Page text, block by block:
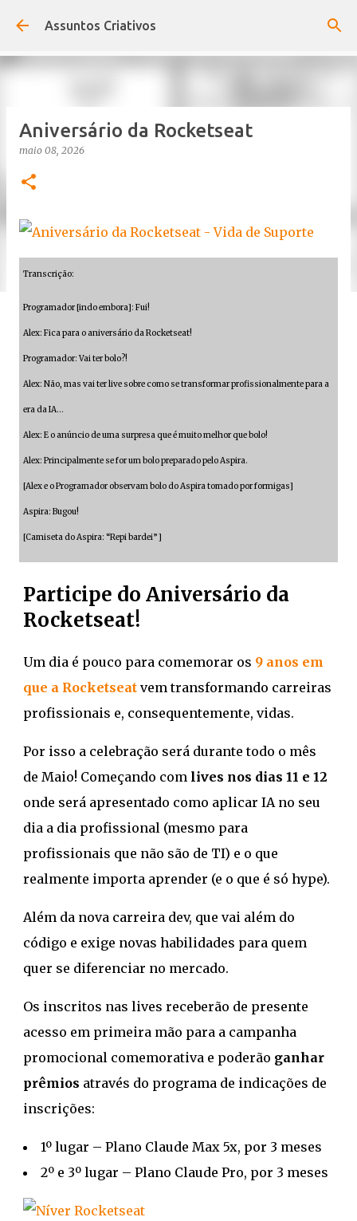
Pular para o conteúdo principal
Assuntos Criativos
Aniversário da Rocketseat
maio 08, 2026
Transcrição:
Programador [indo embora]: Fui!
Alex: Fica para o aniversário da Rocketseat!
Programador: Vai ter bolo?!
Alex: Não, mas vai ter live sobre como se transformar profissionalmente para a
era da IA…
Alex: E o anúncio de uma surpresa que é muito melhor que bolo!
Alex: Principalmente se for um bolo preparado pelo Aspira.
[Alex e o Programador observam bolo do Aspira tomado por formigas]
Aspira: Bugou!
[Camiseta do Aspira: “Repi bardei”]
Participe do Aniversário da
Rocketseat!
Um dia é pouco para comemorar os 9 anos em
que a Rocketseat vem transformando carreiras
profissionais e, consequentemente, vidas.
Por isso a celebração será durante todo o mês
de Maio! Começando com lives nos dias 11 e 12
onde será apresentado como aplicar IA no seu
dia a dia profissional (mesmo para
profissionais que não são de TI) e o que
realmente importa aprender (e o que é só hype).
Além da nova carreira dev, que vai além do
código e exige novas habilidades para quem
quer se diferenciar no mercado.
Os inscritos nas lives receberão de presente
acesso em primeira mão para a campanha
promocional comemorativa e poderão ganhar
prêmios através do programa de indicações de
inscrições:
1º lugar – Plano Claude Max 5x, por 3 meses
2º e 3º lugar – Plano Claude Pro, por 3 meses